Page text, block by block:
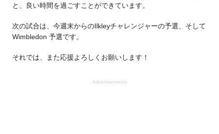
と、良い時間を過ごすことができています。
次の試合は、今週末からのIlkleyチャレンジャーの予選、そして
Wimbledon 予選です。
それでは、また応援よろしくお願いします！
Advertisements